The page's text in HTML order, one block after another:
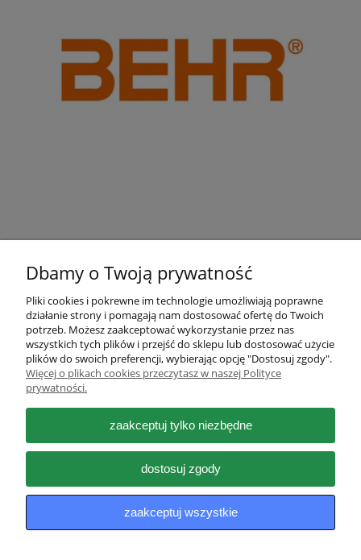
Pomoc
Moje konto
Płatności i dostawa
Informacje
O nas
Dbamy o Twoją prywatność
Pliki cookies i pokrewne im technologie umożliwiają poprawne
działanie strony i pomagają nam dostosować ofertę do Twoich
potrzeb. Możesz zaakceptować wykorzystanie przez nas
wszystkich tych plików i przejść do sklepu lub dostosować użycie
plików do swoich preferencji, wybierając opcję "Dostosuj zgody".
Więcej o plikach cookies przeczytasz w naszej Polityce
prywatności.
zaakceptuj tylko niezbędne
dostosuj zgody
zaakceptuj wszystkie